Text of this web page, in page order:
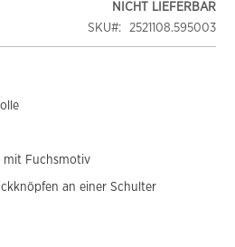
NICHT LIEFERBAR
SKU
2521108.595003
mit Fuchsmotiv
an einer Schulter